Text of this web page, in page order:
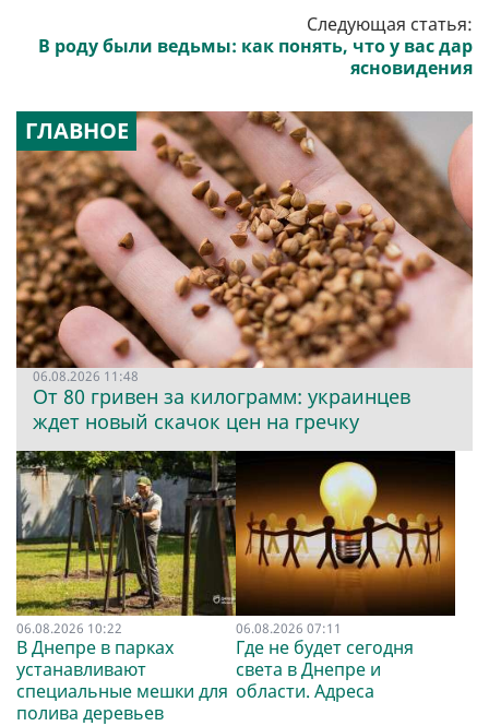
Следующая статья:
В роду были ведьмы: как понять, что у вас дар
ясновидения
ГЛАВНОЕ
06.08.2026 11:48
От 80 гривен за килограмм: украинцев
ждет новый скачок цен на гречку
06.08.2026 10:22
В Днепре в парках
устанавливают
специальные мешки для
полива деревьев
06.08.2026 07:11
Где не будет сегодня
света в Днепре и
области. Адреса